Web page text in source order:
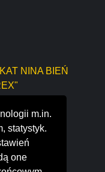
m.in.
statystyk.
one
NINA BIEŃ